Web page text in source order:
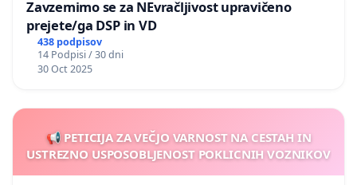
Zavzemimo se za NEvračljivost upravičeno
prejete/ga DSP in VD
438 podpisov
14 Podpisi / 30 dni
30 Oct 2025
📢 PETICIJA ZA VEČJO VARNOST NA CESTAH IN
USTREZNO USPOSOBLJENOST POKLICNIH VOZNIKOV